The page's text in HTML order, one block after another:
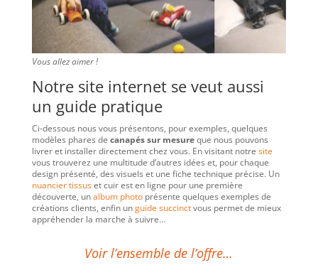
Vous allez aimer !
Notre site internet se veut aussi
un guide pratique
Ci-dessous nous vous présentons, pour exemples, quelques
modèles phares de canapés sur mesureque nous pouvons
livrer et installer directement chez vous. En visitant notre site
vous trouverez une multitude d’autres idées et, pour chaque
design présenté, des visuels et une fiche technique précise. Un
nuancier tissuset cuir est en ligne pour une première
découverte, unalbum photoprésente quelques exemples de
créations clients, enfin unguide succinctvous permet de mieux
appréhender la marche à suivre…
Voir l’ensemble de l’offre…